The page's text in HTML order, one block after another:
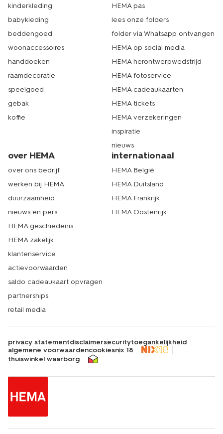
kinderkleding
babykleding
beddengoed
woonaccessoires
handdoeken
raamdecoratie
speelgoed
gebak
koffie
HEMA pas
lees onze folders
folder via Whatsapp ontvangen
HEMA op social media
HEMA herontwerpwedstrijd
HEMA fotoservice
HEMA cadeaukaarten
HEMA tickets
HEMA verzekeringen
inspiratie
nieuws
over HEMA
over ons bedrijf
werken bij HEMA
duurzaamheid
nieuws en pers
HEMA geschiedenis
HEMA zakelijk
klantenservice
actievoorwaarden
saldo cadeaukaart opvragen
partnerships
retail media
internationaal
HEMA België
HEMA Duitsland
HEMA Frankrijk
HEMA Oostenrijk
privacy statementdisclaimersecuritytoegankelijkheid
algemene voorwaardencookiesnix 18
thuiswinkel waarborg